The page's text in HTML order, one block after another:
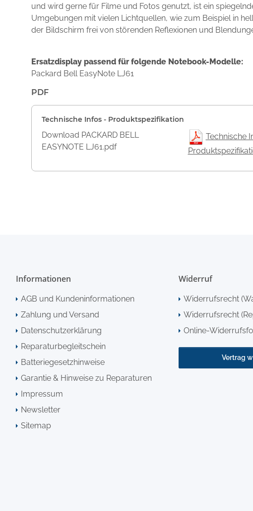
und wird gerne für Filme und Fotos genutzt, ist ein
Umgebungen mit vielen Lichtquellen, wie zum Beispiel in
der Bildschirm frei von störenden Reflexionen und
Ersatzdisplay passend für folgende Notebook-Modelle:
Packard Bell EasyNote LJ61
PDF
Technische Infos - Produktspezifikation
Download PACKARD BELL
EASYNOTE LJ61.pdf
Technische
Informationen
AGB und Kundeninformationen
Zahlung und Versand
Datenschutzerklärung
Reparaturbegleitschein
Batteriegesetzhinweise
Garantie & Hinweise zu Reparaturen
Impressum
Newsletter
Sitemap
Widerruf
Widerrufsrecht
Widerrufsrecht
Online-
Vertrag